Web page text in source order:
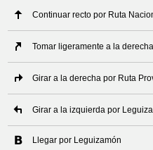
Continuar recto por Ruta
Tomar ligeramente a la
Girar a la derecha por Ruta
Girar a la izquierda por
Llegar por Leguizamón